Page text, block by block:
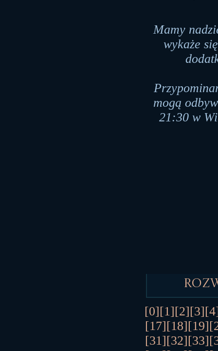
Mamy
wykaże
mogą
21:30 w
[0][1][2][3]
[17][18][19]
[31][32][33]